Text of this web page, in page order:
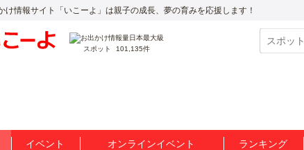
け情報サイト「いこーよ」は親子の成長、夢の育みを応援します！
スポット 101,135件
イベント オンラインイベント ランキング